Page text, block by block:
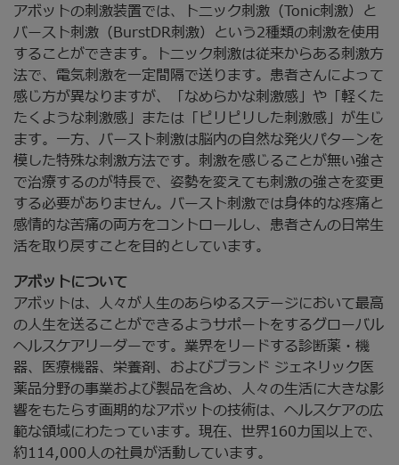
アボットの刺激装置では、トニック刺激（Tonic刺激）と
バースト刺激（BurstDR刺激）という2種類の刺激を使用
することができます。トニック刺激は従来からある刺激方
法で、電気刺激を一定間隔で送ります。患者さんによって
感じ方が異なりますが、「なめらかな刺激感」や「軽くた
たくような刺激感」または「ピリピリした刺激感」が生じ
ます。一方、バースト刺激は脳内の自然な発火パターンを
模した特殊な刺激方法です。刺激を感じることが無い強さ
で治療するのが特長で、姿勢を変えても刺激の強さを変更
する必要がありません。バースト刺激では身体的な疼痛と
感情的な苦痛の両方をコントロールし、患者さんの日常生
活を取り戻すことを目的としています。
アボットについて
アボットは、人々が人生のあらゆるステージにおいて最高
の人生を送ることができるようサポートをするグローバル
ヘルスケアリーダーです。業界をリードする診断薬・機
器、医療機器、栄養剤、およびブランド ジェネリック医
薬品分野の事業および製品を含め、人々の生活に大きな影
響をもたらす画期的なアボットの技術は、ヘルスケアの広
範な領域にわたっています。現在、世界160カ国以上で、
約114,000人の社員が活動しています。